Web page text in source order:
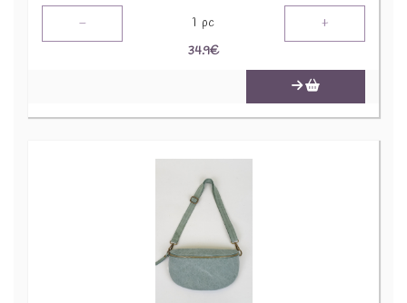
- 1 pc +
34.9€